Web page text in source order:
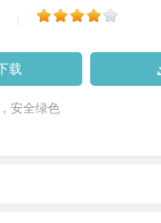
载
安全绿色